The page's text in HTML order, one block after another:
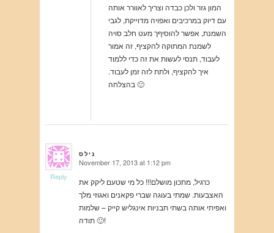
המון גזר ולכן כבדה וצריך לאוורר אותה
עם דיוק במרכיבים ואפויה מדוייקת, לגבי
השמנת, אפשר להוסיףך מעט חלב סויה
לשמנת המתוקה להקציף, זה אמור
לעבוד, תנסי לעשות את זה כדי ללמוד
איך להקציף, ולתת לזה זמן לעבוד.
בהצלחה 🙂
נילס
says: November 17, 2013 at 1:12 pm
כרגיל, מתכון מושלם!!! כל מי שטעם ליקק את
האצבעות. שמתי בעוגה שברי פקאנים ואגוזי מלך
ואפיתי אותה בשתי תבניות אינגליש קייק – שלמות
🙂 תודה!
Reply